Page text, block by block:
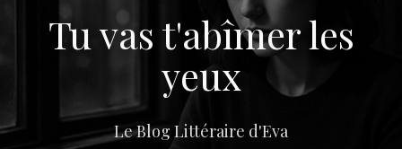
e
Tu vas t'abîmer les
yeux
Le Blog Littéraire d'Eva